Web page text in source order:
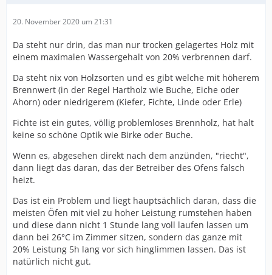
20. November 2020 um 21:31
Da steht nur drin, das man nur trocken gelagertes Holz mit
einem maximalen Wassergehalt von 20% verbrennen darf.
Da steht nix von Holzsorten und es gibt welche mit höherem
Brennwert (in der Regel Hartholz wie Buche, Eiche oder
Ahorn) oder niedrigerem (Kiefer, Fichte, Linde oder Erle)
Fichte ist ein gutes, völlig problemloses Brennholz, hat halt
keine so schöne Optik wie Birke oder Buche.
Wenn es, abgesehen direkt nach dem anzünden, "riecht",
dann liegt das daran, das der Betreiber des Ofens falsch
heizt.
Das ist ein Problem und liegt hauptsächlich daran, dass die
meisten Öfen mit viel zu hoher Leistung rumstehen haben
und diese dann nicht 1 Stunde lang voll laufen lassen um
dann bei 26°C im Zimmer sitzen, sondern das ganze mit
20% Leistung 5h lang vor sich hinglimmen lassen. Das ist
natürlich nicht gut.